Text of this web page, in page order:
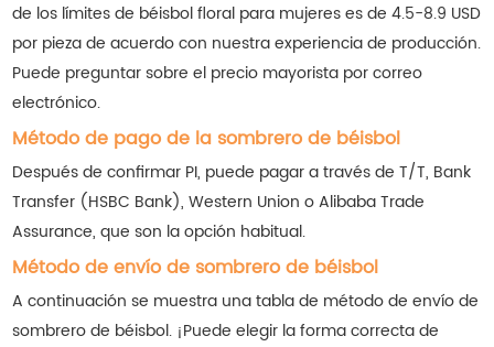
de los límites de béisbol floral para mujeres es de 4.5-8.9 USD
por pieza de acuerdo con nuestra experiencia de producción.
Puede preguntar sobre el precio mayorista por correo
electrónico.
Método de pago de la sombrero de béisbol
Después de confirmar PI, puede pagar a través de T/T, Bank
Transfer (HSBC Bank), Western Union o Alibaba Trade
Assurance, que son la opción habitual.
Método de envío de sombrero de béisbol
A continuación se muestra una tabla de método de envío de
sombrero de béisbol. ¡Puede elegir la forma correcta de